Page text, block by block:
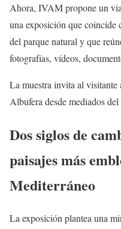
Ahora, IVAM propone un
una exposición que coincide
del parque natural y que
fotografías, vídeos,
La muestra invita al visitante
Albufera desde mediados
Dos siglos de
paisajes más
Mediterráneo
La exposición plantea una